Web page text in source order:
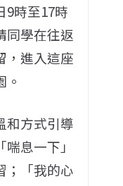
9時至17時
同學在往返
，進入這座
和方式引導
息一下」
；「我的心